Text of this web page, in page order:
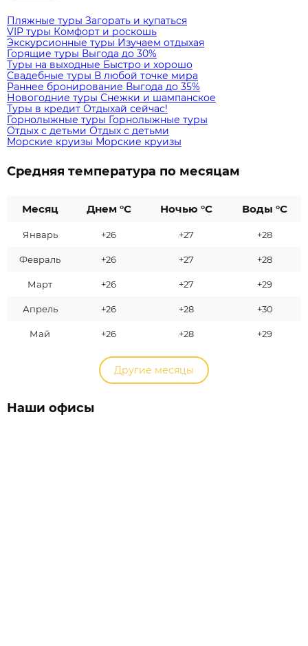
Пляжные туры Загорать и купаться
VIP туры Комфорт и роскошь
Экскурсионные туры Изучаем отдыхая
Горящие туры Выгода до 30%
Туры на выходные Быстро и хорошо
Свадебные туры В любой точке мира
Раннее бронирование Выгода до 35%
Новогодние туры Снежки и шампанское
Туры в кредит Отдыхай сейчас!
Горнолыжные туры Горнолыжные туры
Отдых с детьми Отдых с детьми
Морские круизы Морские круизы
Средняя температура по месяцам
Месяц Днем °C Ночью °C Воды °C
Январь +26 +27 +28
Февраль +26 +27 +28
Март +26 +27 +29
Апрель +26 +28 +30
Май +26 +28 +29
Другие месяцы
Наши офисы